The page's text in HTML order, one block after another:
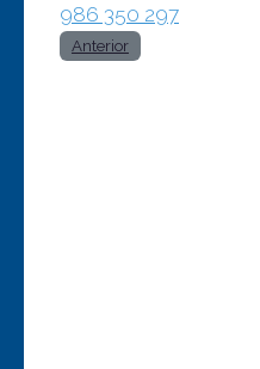
986 350 297
Anterior